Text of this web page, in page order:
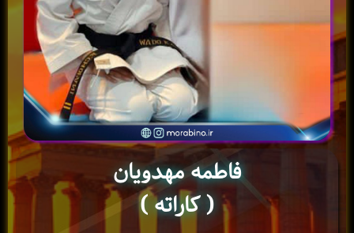
فاطمه مهدویان
( کاراته )